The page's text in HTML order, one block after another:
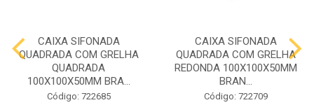
CAIXA SIFONADA
QUADRADA COM GRELHA
QUADRADA
100X100X50MM BRA...
Código: 722685
CAIXA SIFONADA
QUADRADA COM GRELHA
REDONDA 100X100X50MM
BRAN...
Código: 722709